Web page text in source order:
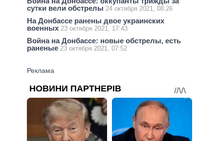
сутки вели обстрелы 24 октября 2021, 08:26
На Донбассе ранены двое украинских
военных 23 октября 2021, 17:43
Война на Донбассе: новые обстрелы, есть
раненые 23 октября 2021, 07:52